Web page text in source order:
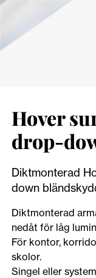
Hover
drop-
Diktmonterad
down
Diktmonterad
nedåt för låg
För kontor,
skolor.
Singel eller